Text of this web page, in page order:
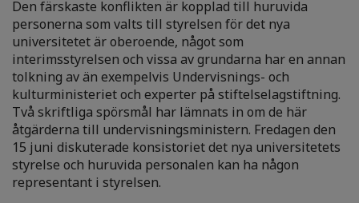
Den färskaste konflikten är kopplad till huruvida
personerna som valts till styrelsen för det nya
universitetet är oberoende, något som
interimsstyrelsen och vissa av grundarna har en annan
tolkning av än exempelvis Undervisnings- och
kulturministeriet och experter på stiftelselagstiftning.
Två skriftliga spörsmål har lämnats in om de här
åtgärderna till undervisningsministern. Fredagen den
15 juni diskuterade konsistoriet det nya universitetets
styrelse och huruvida personalen kan ha någon
representant i styrelsen.